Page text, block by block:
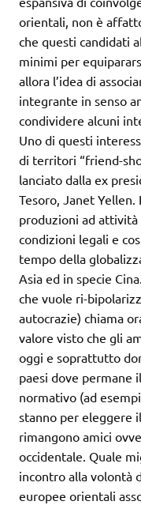
orientali, non è
che questi candidati
minimi per
allora l’idea di
integrante in senso
condividere alcuni
Uno di questi
di territori “friend-
lanciato dalla ex
Tesoro, Janet
produzioni ad
condizioni legali e
tempo della
Asia ed in specie
che vuole ri-
autocrazie) chiama
valore visto che gli
oggi e soprattutto
paesi dove permane
normativo (ad
stanno per eleggere
rimangono amici
occidentale. Quale
incontro alla volontà
europee orientali